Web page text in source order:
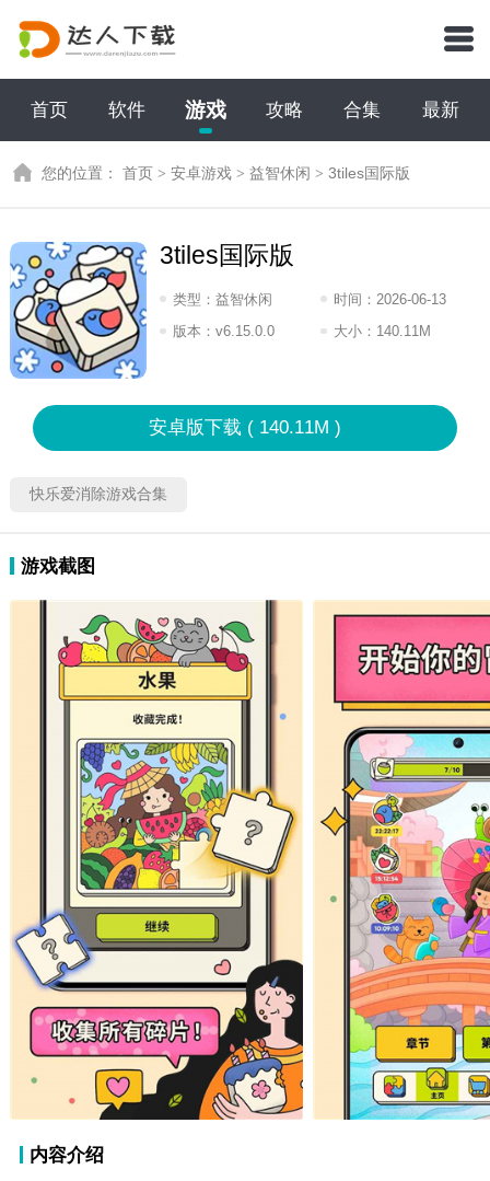
首页 软件 游戏 攻略 合集 最新
您的位置：首页 >安卓游戏 >益智休闲 >3tiles国际版
3tiles国际版
类型：益智休闲 时间： 2026-06-13
17:2026
版本：v6.15.0.0 大小： 140.11M
安卓版下载 ( 140.11M )
快乐爱消除游戏合集
游戏截图
内容介绍